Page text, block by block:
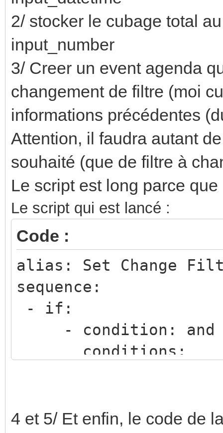
2/ stocker le cubage total
input_number
3/ Creer un event agenda
changement de filtre (moi
informations précédentes
Attention, il faudra autant
souhaité (que de filtre à
Le script est long parce
Le script qui est lancé :
Code :
alias: Set Change
sequence:
- if:
- condition: and
conditions:
- condition:
4 et 5/ Et enfin, le code de